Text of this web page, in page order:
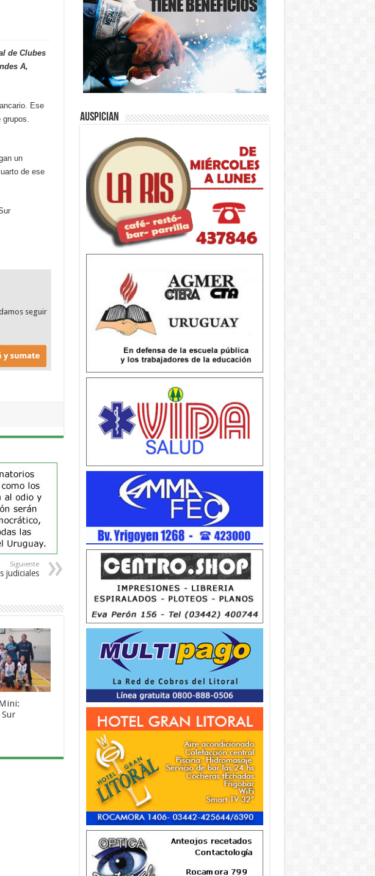
de Clubes
A,
Ese
un
de ese
seguir
Siguiente
judiciales
Auspician